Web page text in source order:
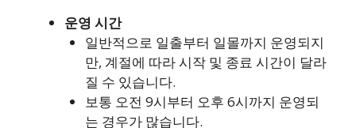
운영 시간
일반적으로 일출부터 일몰까지 운영되지
만, 계절에 따라 시작 및 종료 시간이 달라
질 수 있습니다.
보통 오전 9시부터 오후 6시까지 운영되
는 경우가 많습니다.